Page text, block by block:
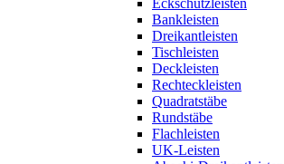
Eckschutzleisten
Bankleisten
Dreikantleisten
Tischleisten
Deckleisten
Rechteckleisten
Quadratstäbe
Rundstäbe
Flachleisten
UK-Leisten